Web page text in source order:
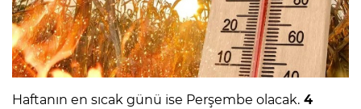
Haftanın en sıcak günü ise Perşembe olacak. 4